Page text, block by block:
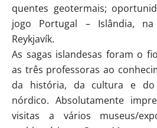
quentes geotermais;
jogo Portugal – Islândia,
Reykjavík.
As sagas islandesas foram o
as três professoras ao
da história, da cultura e
nórdico. Absolutamente
visitas a vários museus/